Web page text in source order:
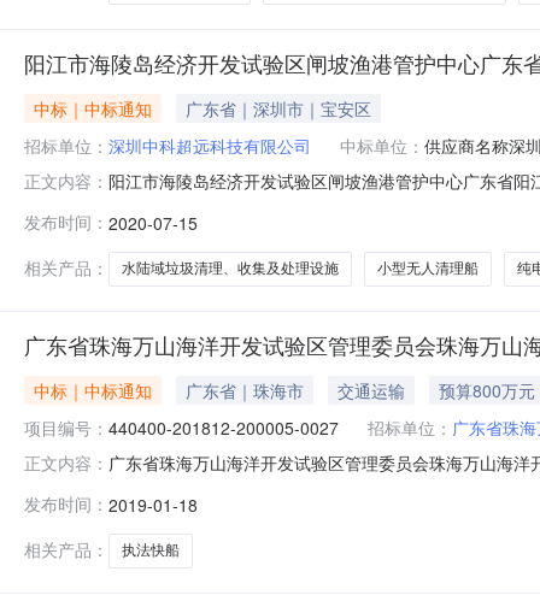
阳江市海陵岛经济开发试验区闸坡渔港管护中心广
中标｜中标通知
广东省｜深圳市｜宝安区
招标单位： 深圳中科超远科技有限公司 中标单位： 供应商名称深
正文内容： 阳江市海陵岛经济开发试验区闸坡渔港管护中心广东省
中标公告，所属区域：广东-阳江，所属行业分类：其他
202006-441706001-
发布时间： 2020-07-15
相关产品：
水陆域垃圾清理、收集及处理设施 小型无人清理船 纯
广东省珠海万山海洋开发试验区管理委员会珠海万
中标｜中标通知 广东省｜珠海市 交通运输
预算800万元
项目编号： 440400-201812-200005-0027 招标单位： 广东省珠
正文内容： 广东省珠海万山海洋开发试验区管理委员会珠海万山海
海市公告时间2019年01月18日11:58本项目招标公告日
￥692.000000
发布时间： 2019-01-18
相关产品：
执法快船